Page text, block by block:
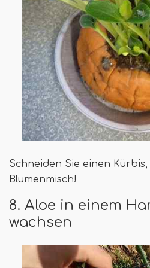
Schneiden Sie einen
Blumenmisch!
8. Aloe in einem
wachsen